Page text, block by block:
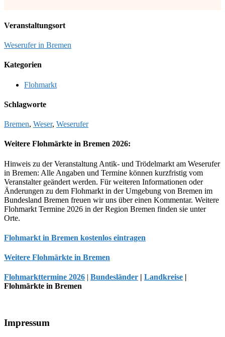
Veranstaltungsort
Weserufer in Bremen
Kategorien
Flohmarkt
Schlagworte
Bremen, Weser, Weserufer
Weitere Flohmärkte in Bremen 2026:
Hinweis zu der Veranstaltung Antik- und Trödelmarkt am Weserufer
in Bremen: Alle Angaben und Termine können kurzfristig vom
Veranstalter geändert werden. Für weiteren Informationen oder
Änderungen zu dem Flohmarkt in der Umgebung von Bremen im
Bundesland Bremen freuen wir uns über einen Kommentar. Weitere
Flohmarkt Termine 2026 in der Region Bremen finden sie unter
Orte.
Flohmarkt in Bremen kostenlos eintragen
Weitere Flohmärkte in Bremen
Flohmarkttermine 2026 | Bundesländer | Landkreise |
Flohmärkte in Bremen
Footer
Impressum